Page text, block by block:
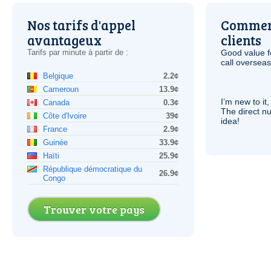
Nos tarifs d'appel
avantageux
Tarifs par minute à partir de :
Belgique
2.2¢
Cameroun
13.9¢
Canada
0.3¢
Côte d'Ivoire
39¢
France
2.9¢
Guinée
33.9¢
Haïti
25.9¢
République démocratique du
Congo
26.9¢
Trouver votre pays
clients
Good value
call
I’m new to
The direct
idea!